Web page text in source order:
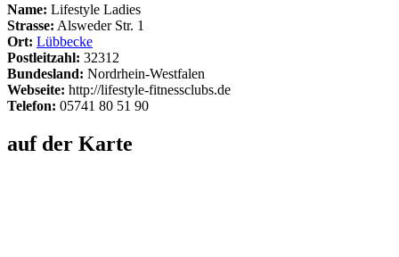
Name: Lifestyle Ladies
Strasse: Alsweder Str. 1
Ort: Lübbecke
Postleitzahl: 32312
Bundesland: Nordrhein-Westfalen
Webseite: http://lifestyle-fitnessclubs.de
Telefon: 05741 80 51 90
auf der Karte